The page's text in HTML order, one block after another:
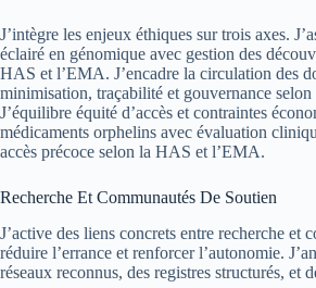
J’intègre les enjeux éthiques sur trois axes.
éclairé en génomique avec gestion des
HAS et l’EMA. J’encadre la circulation des
minimisation, traçabilité et gouvernance
J’équilibre équité d’accès et contraintes
médicaments orphelins avec évaluation
accès précoce selon la HAS et l’EMA.
Recherche Et Communautés De Soutien
J’active des liens concrets entre recherche et
réduire l’errance et renforcer l’autonomie.
réseaux reconnus, des registres structurés, et